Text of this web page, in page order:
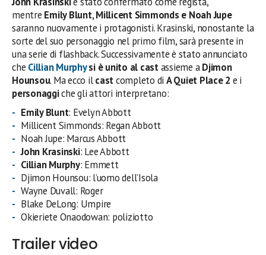
mentre Emily Blunt, Millicent Simmonds e Noah Jupe
saranno nuovamente i protagonisti. Krasinski, nonostante la
sorte del suo personaggio nel primo film, sarà presente in
una serie di flashback. Successivamente è stato annunciato
che Cillian Murphysi è unito al castassieme aDjimon
Hounsou. Ma ecco ilcastcompleto di A Quiet Place 2 e i
personaggiche gli attori interpretano:
Emily Blunt: Evelyn Abbott
Millicent Simmonds: Regan Abbott
Noah Jupe: Marcus Abbott
John Krasinski: Lee Abbott
Cillian Murphy: Emmett
Djimon Hounsou: l’uomo dell’Isola
Wayne Duvall: Roger
Blake DeLong: Umpire
Okieriete Onaodowan: poliziotto
Trailer video